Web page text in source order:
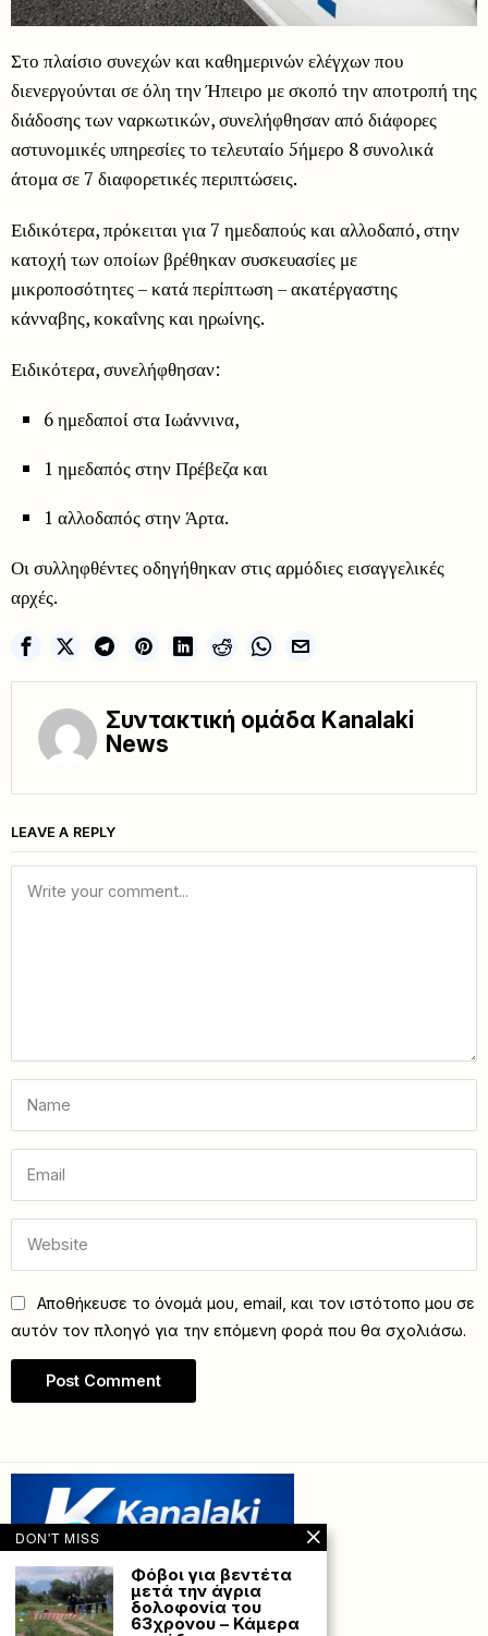
Στο πλαίσιο συνεχών και καθημερινών ελέγχων που
διενεργούνται σε όλη την Ήπειρο με σκοπό την αποτροπή της
διάδοσης των ναρκωτικών, συνελήφθησαν από διάφορες
αστυνομικές υπηρεσίες το τελευταίο 5ήμερο 8 συνολικά
άτομα σε 7 διαφορετικές περιπτώσεις.
Ειδικότερα, πρόκειται για 7 ημεδαπούς και αλλοδαπό, στην
κατοχή των οποίων βρέθηκαν συσκευασίες με
μικροποσότητες – κατά περίπτωση – ακατέργαστης
κάνναβης, κοκαΐνης και ηρωίνης.
Ειδικότερα, συνελήφθησαν:
6 ημεδαποί στα Ιωάννινα,
1 ημεδαπός στην Πρέβεζα και
1 αλλοδαπός στην Άρτα.
Οι συλληφθέντες οδηγήθηκαν στις αρμόδιες εισαγγελικές
αρχές.
Συντακτική ομάδα Kanalaki
News
LEAVE A REPLY
Αποθήκευσε το όνομά μου, email, και τον ιστότοπο μου σε
αυτόν τον πλοηγό για την επόμενη φορά που θα σχολιάσω.
DON'T MISS
Φόβοι για βεντέτα
μετά την άγρια
δολοφονία του
63χρονου – Κάμερα